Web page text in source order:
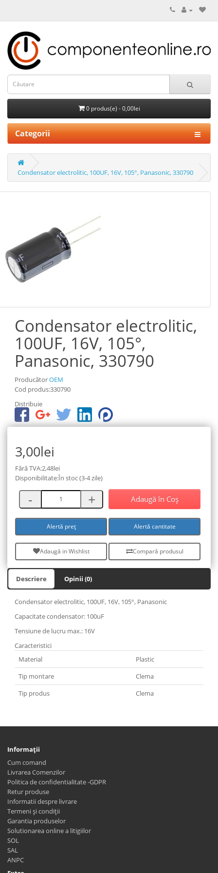
0 produs(e) - 0,00lei
Categorii
Condensator electrolitic, 100UF, 16V, 105°, Panasonic, 330790
Condensator electrolitic,
100UF, 16V, 105°,
Panasonic, 330790
ProducătorOEM
Cod produs:330790
Distribuie
3,00lei
Fără TVA:2,48lei
Disponibilitate:În stoc (3-4 zile)
Adaugă în Coş
Alertă preț Alertă cantitate
Adaugă in Wishlist Compară produsul
Descriere Opinii (0)
Condensator electrolitic, 100UF, 16V, 105°, Panasonic
Capacitate condensator: 100uF
Tensiune de lucru max.: 16V
Caracteristici
Material
Plastic
Tip montare
Clema
Tip produs
Clema
Informaţii
Cum comand
Livrarea Comenzilor
Politica de confidentialitate -GDPR
Retur produse
Informatii despre livrare
Termeni și condiții
Garantia produselor
Solutionarea online a litigiilor
SOL
SAL
ANPC